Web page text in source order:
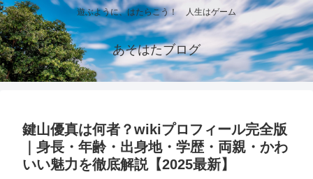
遊ぶように、はたらこう！ 人生はゲーム
あそはたブログ
鍵山優真は何者？wikiプロフィール完全版
｜身長・年齢・出身地・学歴・両親・かわ
いい魅力を徹底解説【2025最新】